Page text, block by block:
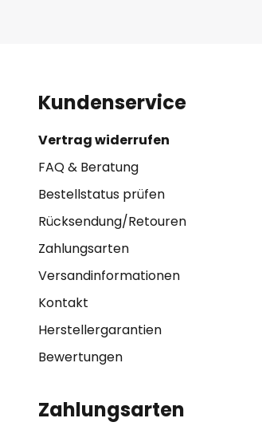
Kundenservice
Vertrag widerrufen
FAQ & Beratung
Bestellstatus prüfen
Rücksendung/Retouren
Zahlungsarten
Versandinformationen
Kontakt
Herstellergarantien
Bewertungen
Zahlungsarten